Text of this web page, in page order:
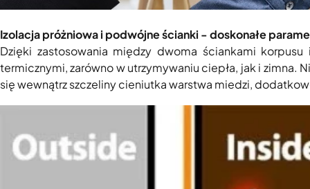
Izolacja próżniowa i podwójne ścianki - doskonałe
Dzięki zastosowania między dwoma ściankami
termicznymi, zarówno w utrzymywaniu ciepła, jak i zimna.
się wewnątrz szczeliny cieniutka warstwa miedzi,